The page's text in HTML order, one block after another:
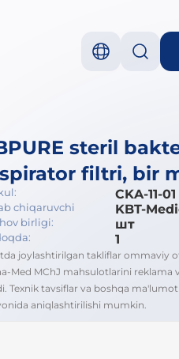
steril
filtri, bir
CKA-11-01
chiqaruvchi KBT-
birligi: шт
1
joylashtirilgan takliflar ommaviy
Med MChJ mahsulotlarini reklama
Texnik tavsiflar va boshqa
aniqlashtirilishi mumkin.